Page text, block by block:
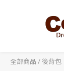
全部商品 /後背包